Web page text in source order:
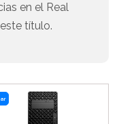
en el Real
título.